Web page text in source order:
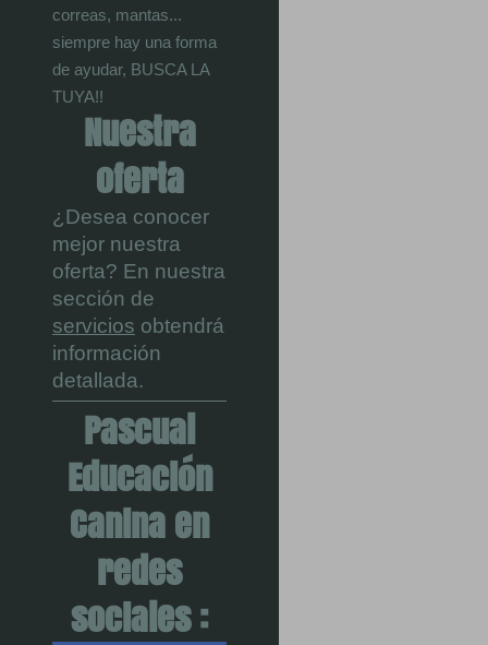
correas, mantas...
siempre hay una forma
de ayudar, BUSCA LA
TUYA!!
Nuestra
oferta
¿Desea conocer
mejor nuestra
oferta? En nuestra
sección de
servicios obtendrá
información
detallada.
Pascual
Educación
Canina en
redes
sociales :